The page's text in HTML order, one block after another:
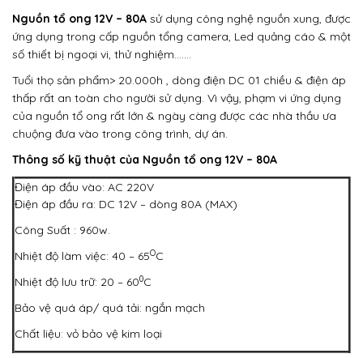
Nguồn tổ ong 12V – 80A sử dụng công nghệ nguồn xung, được
ứng dụng trong cấp nguồn tổng camera, Led quảng cáo & một
số thiết bị ngoại vi, thử nghiệm…….
Tuổi thọ sản phẩm> 20.000h , dòng điện DC 01 chiều & điện áp
thấp rất an toàn cho người sử dụng. Vì vậy, phạm vi ứng dụng
của nguồn tổ ong rất lớn & ngày càng được các nhà thầu ưa
chuộng đưa vào trong công trình, dự án.
Thông số kỹ thuật của Nguồn tổ ong 12V – 80A
Điện áp đầu vào: AC 220V
Điện áp đầu ra: DC 12V – dòng 80A (MAX)
Công Suất : 960w.
Nhiệt độ làm việc: 40 – 65OC
Nhiệt độ lưu trữ: 20 – 600C
Bảo vệ quá áp/ quá tải: ngắn mạch
Chất liệu: vỏ bảo vệ kim loại